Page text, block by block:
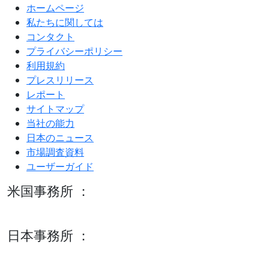
ホームページ
私たちに関しては
コンタクト
プライバシーポリシー
利用規約
プレスリリース
レポート
サイトマップ
当社の能力
日本のニュース
市場調査資料
ユーザーガイド
米国事務所 ：
日本事務所 ：